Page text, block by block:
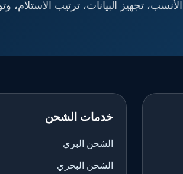
تجهيز البيانات، ترتيب الاستلام،
خدمات الشحن
الشحن البري
الشحن البحري